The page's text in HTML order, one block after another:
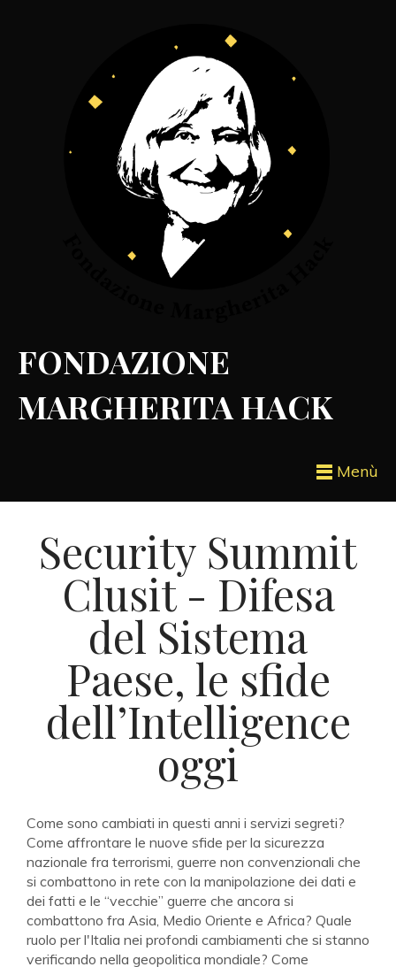
FONDAZIONE
MARGHERITA HACK
Menù
Security Summit
Clusit - Difesa
del Sistema
Paese, le sfide
dell’Intelligence
oggi
Come sono cambiati in questi anni i servizi segreti?
Come affrontare le nuove sfide per la sicurezza
nazionale fra terrorismi, guerre non convenzionali che
si combattono in rete con la manipolazione dei dati e
dei fatti e le “vecchie” guerre che ancora si
combattono fra Asia, Medio Oriente e Africa? Quale
ruolo per l'Italia nei profondi cambiamenti che si stanno
verificando nella geopolitica mondiale? Come